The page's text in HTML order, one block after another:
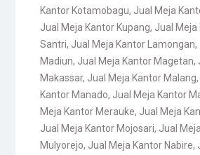
Kantor Kotamobagu, Jual Meja
Jual Meja Kantor Kupang, Jual Meja
Santri, Jual Meja Kantor Lamongan,
Madiun, Jual Meja Kantor Magetan,
Makassar, Jual Meja Kantor Malang,
Kantor Manado, Jual Meja Kantor
Meja Kantor Merauke, Jual Meja
Jual Meja Kantor Mojosari, Jual
Mulyorejo, Jual Meja Kantor Nabire,